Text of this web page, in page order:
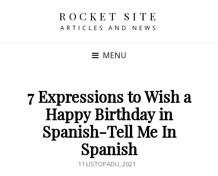
ROCKET SITE
ARTICLES AND NEWS
MENU
7 Expressions to Wish a
Happy Birthday in
Spanish-Tell Me In
Spanish
POSTED
11 LISTOPADU, 2021